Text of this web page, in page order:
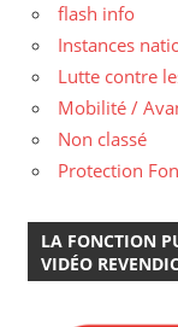
flash info
Instances
Lutte contre
Mobilité /
Non classé
Protection
LA FONCTION
VIDÉO